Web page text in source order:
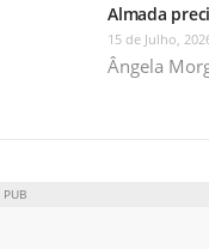
Almada
15 de Julho,
Ângela
PUB